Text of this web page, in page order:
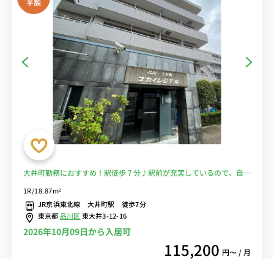
半額
大井町勤務におすすめ！駅徒歩７分♪駅前が充実しているので、自炊
1R/18.87m²
JR京浜東北線 大井町駅 徒歩7分
東京都品川区東大井3-12-16
2026年10月09日から入居可
115,200 円〜 / 月